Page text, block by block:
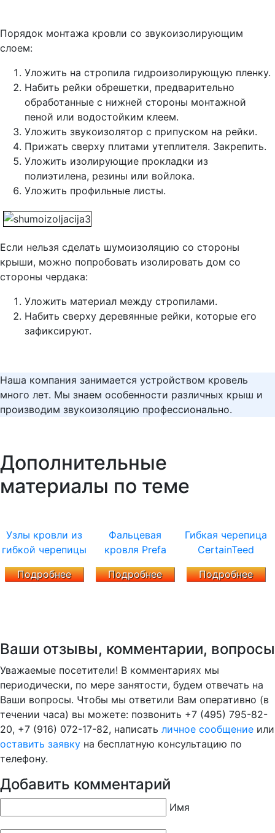
Порядок монтажа кровли со звукоизолирующим
слоем:
Уложить на стропила гидроизолирующую пленку.
Набить рейки обрешетки, предварительно
обработанные с нижней стороны монтажной
пеной или водостойким клеем.
Уложить звукоизолятор с припуском на рейки.
Прижать сверху плитами утеплителя. Закрепить.
Уложить изолирующие прокладки из
полиэтилена, резины или войлока.
Уложить профильные листы.
Если нельзя сделать шумоизоляцию со стороны
крыши, можно попробовать изолировать дом со
стороны чердака:
Уложить материал между стропилами.
Набить сверху деревянные рейки, которые его
зафиксируют.
Наша компания занимается устройством кровель
много лет. Мы знаем особенности различных крыш и
производим звукоизоляцию профессионально.
Дополнительные
материалы по теме
Узлы кровли из
гибкой черепицы
Подробнее
Фальцевая
кровля Prefa
Подробнее
Гибкая черепица
CertainTeed
Подробнее
Ваши отзывы, комментарии, вопросы
Уважаемые посетители! В комментариях мы
периодически, по мере занятости, будем отвечать на
Ваши вопросы. Чтобы мы ответили Вам оперативно (в
течении часа) вы можете: позвонить +7 (495) 795-82-
20, +7 (916) 072-17-82, написать личное сообщение или
оставить заявку на бесплатную консультацию по
телефону.
Добавить комментарий
Имя